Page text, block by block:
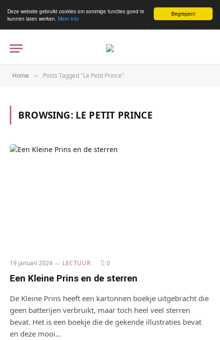
Begrepen!
Deze website gebruikt cookies om sommige functies goed te
kunnen laten werken. Meer info
Home » Posts Tagged "Le Petit Prince"
BROWSING: LE PETIT PRINCE
19 januari 2024 LECTUUR 0
Een Kleine Prins en de sterren
De Kleine Prins heeft een kartonnen boekje uitgebracht die
geen batterijen verbruikt, maar toch heel veel sterren
bevat. Het is een boekje die de gekende illustraties bevat
en deze mooi…